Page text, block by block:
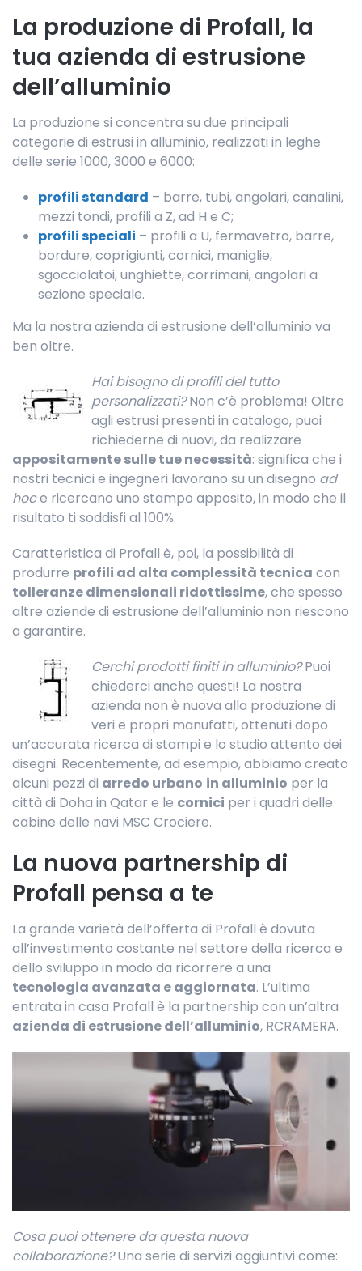
La produzione di Profall, la
tua azienda di estrusione
dell’alluminio
La produzione si concentra su due principali
categorie di estrusi in alluminio, realizzati in leghe
delle serie 1000, 3000 e 6000:
profili standard – barre, tubi, angolari, canalini,
mezzi tondi, profili a Z, ad H e C;
profili speciali – profili a U, fermavetro, barre,
bordure, coprigiunti, cornici, maniglie,
sgocciolatoi, unghiette, corrimani, angolari a
sezione speciale.
Ma la nostra azienda di estrusione dell’alluminio va
ben oltre.
Hai bisogno di profili del tutto
personalizzati?Non c’è problema! Oltre
agli estrusi presenti in catalogo, puoi
richiederne di nuovi, da realizzare
appositamente sulle tue necessità: significa che i
nostri tecnici e ingegneri lavorano su un disegno ad
hoce ricercano uno stampo apposito, in modo che il
risultato ti soddisfi al 100%.
Caratteristica di Profall è, poi, la possibilità di
produrre profili ad alta complessità tecnica con
tolleranze dimensionali ridottissime, che spesso
altre aziende di estrusione dell’alluminio non riescono
a garantire.
Cerchi prodotti finiti in alluminio?Puoi
chiederci anche questi! La nostra
azienda non è nuova alla produzione di
veri e propri manufatti, ottenuti dopo
un’accurata ricerca di stampi e lo studio attento dei
disegni. Recentemente, ad esempio, abbiamo creato
alcuni pezzi di arredo urbano in alluminio per la
città di Doha in Qatar e le cornici per i quadri delle
cabine delle navi MSC Crociere.
La nuova partnership di
Profall pensa a te
La grande varietà dell’offerta di Profall è dovuta
all’investimento costante nel settore della ricerca e
dello sviluppo in modo da ricorrere a una
tecnologia avanzata e aggiornata. L’ultima
entrata in casa Profall è la partnership con un’altra
azienda di estrusione dell’alluminio, RCRAMERA.
Cosa puoi ottenere da questa nuova
collaborazione?Una serie di servizi aggiuntivi come: